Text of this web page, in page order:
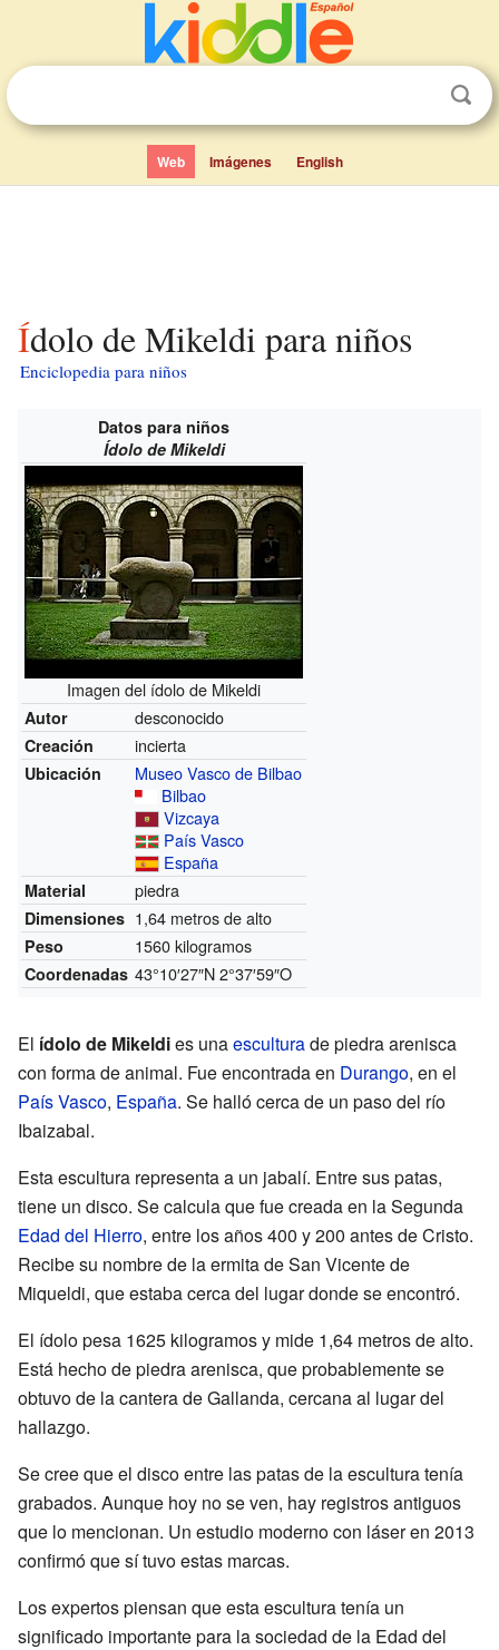
Web Imágenes English
Ídolo de Mikeldi para niños
Enciclopedia para niños
Datos para niños
Ídolo de Mikeldi
Imagen del ídolo de Mikeldi
Autor desconocido
Creación incierta
Ubicación
Museo Vasco de Bilbao
Bilbao
Vizcaya
País Vasco
España
Material piedra
Dimensiones 1,64 metros de alto
Peso 1560 kilogramos
Coordenadas 43°10′27″N2°37′59″O
El ídolo de Mikeldies unaesculturade piedra arenisca
con forma de animal. Fue encontrada en Durango, en el
País Vasco, España. Se halló cerca de un paso del río
Ibaizabal.
Esta escultura representa a un jabalí. Entre sus patas,
tiene un disco. Se calcula que fue creada en la Segunda
Edad del Hierro, entre los años 400 y 200 antes de Cristo.
Recibe su nombre de la ermita de San Vicente de
Miqueldi, que estaba cerca del lugar donde se encontró.
El ídolo pesa 1625 kilogramos y mide 1,64 metros de alto.
Está hecho de piedra arenisca, que probablemente se
obtuvo de la cantera de Gallanda, cercana al lugar del
hallazgo.
Se cree que el disco entre las patas de la escultura tenía
grabados. Aunque hoy no se ven, hay registros antiguos
que lo mencionan. Un estudio moderno con láser en 2013
confirmó que sí tuvo estas marcas.
Los expertos piensan que esta escultura tenía un
significado importante para la sociedad de la Edad del